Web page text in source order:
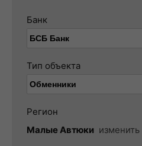
Банк
Тип объекта
Регион
Малые Автюки изменить